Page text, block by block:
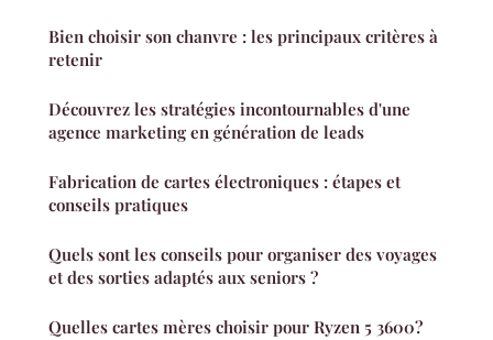
Bien choisir son chanvre : les principaux critères à
retenir
Découvrez les stratégies incontournables d'une
agence marketing en génération de leads
Fabrication de cartes électroniques : étapes et
conseils pratiques
Quels sont les conseils pour organiser des voyages
et des sorties adaptés aux seniors ?
Quelles cartes mères choisir pour Ryzen 5 3600?